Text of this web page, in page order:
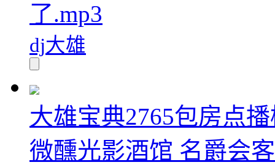
了.mp3
dj大雄
大雄宝典2765包房点
微醺光影酒馆 名爵会